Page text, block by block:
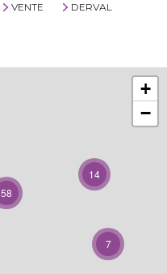
VENTE
DERVAL
7
14
58
+
−